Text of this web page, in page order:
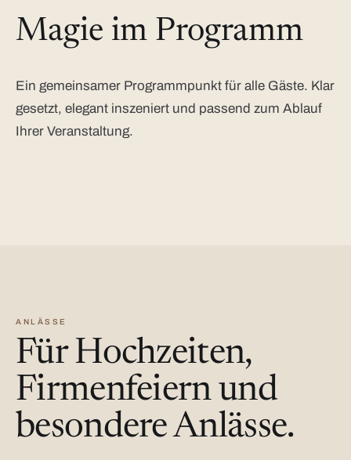
Magie im Programm
Ein gemeinsamer Programmpunkt für alle Gäste. Klar
gesetzt, elegant inszeniert und passend zum Ablauf
Ihrer Veranstaltung.
ANLÄSSE
Für Hochzeiten,
Firmenfeiern und
besondere Anlässe.